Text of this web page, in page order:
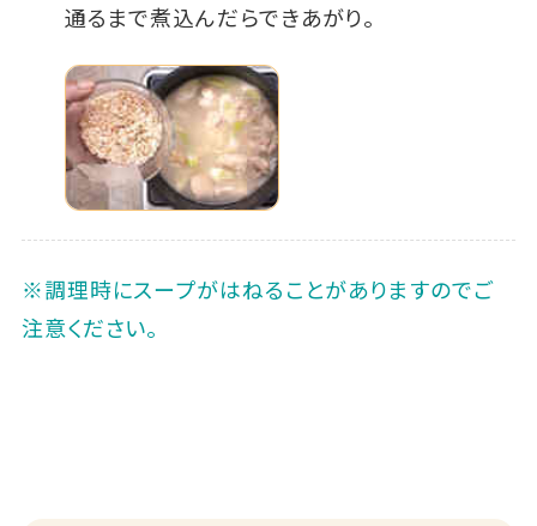
通るまで煮込んだらできあがり。
※調理時にスープがはねることがありますのでご
注意ください。